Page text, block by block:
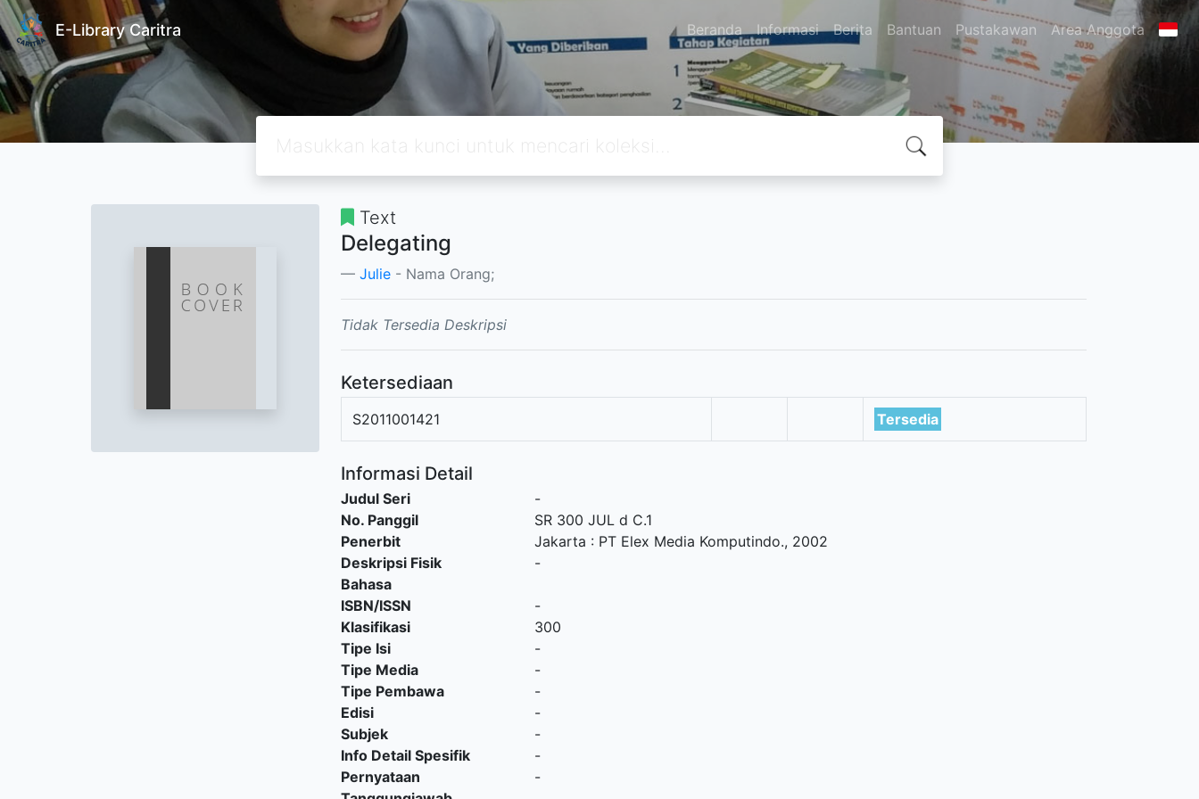
E-Library Caritra Beranda Informasi Berita Bantuan Pustakawan Area Anggota
Text
Delegating
Julie - Nama Orang;
Tidak Tersedia Deskripsi
Ketersediaan
S2011001421 Tersedia
Informasi Detail
Judul Seri
-
No. Panggil
SR 300 JUL d C.1
Penerbit
Jakarta : PT Elex Media Komputindo., 2002
Deskripsi Fisik
-
Bahasa
ISBN/ISSN
-
Klasifikasi
300
Tipe Isi
-
Tipe Media
-
Tipe Pembawa
-
Edisi
-
Subjek
-
Info Detail Spesifik
-
Pernyataan
-